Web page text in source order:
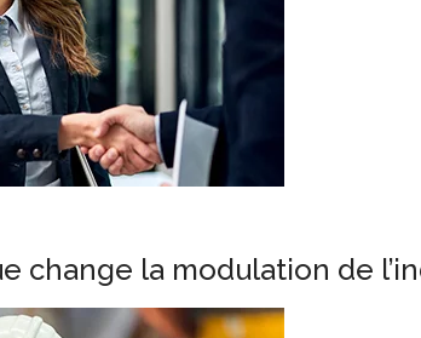
change la modulation de